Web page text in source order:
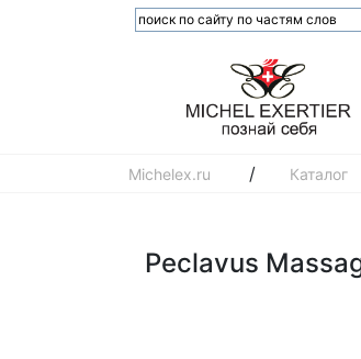
Michelex.ru / Каталог
Peclavus